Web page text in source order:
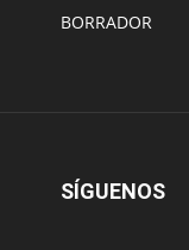
BORRADOR
SÍGUENOS